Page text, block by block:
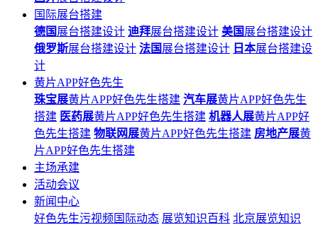
国际展台搭建
德国 展台搭建设计 迪拜展台搭建设计 美国 展台搭建设计
俄罗斯展台搭建设计 法国 展台搭建设计 日本展台搭建设
计
黄片APP好色先生
珠宝展黄片APP好色先生搭建 汽车展黄片APP好色先生
搭建 医药展黄片APP好色先生搭建 机器人展黄片APP好
色先生搭建 物联网展黄片APP好色先生搭建 房地产展黄
片APP好色先生搭建
主场承建
活动会议
新闻中心
好色先生污视频国际动态 展览知识百科 北京展览知识